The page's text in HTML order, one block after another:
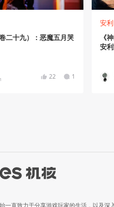
二十九）：恶魔五月哭
22 1
安
《
安
一直致力于分享游戏玩家的生活，以及深